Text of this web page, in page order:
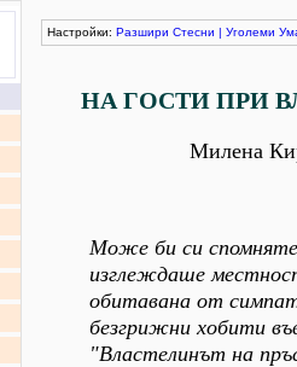
Настройки: Разшири Стесни | Уголеми
НА ГОСТИ ПРИ
Милена
Може би си
изглеждаше
обитавана от
безгрижни хобити
"Властелинът на